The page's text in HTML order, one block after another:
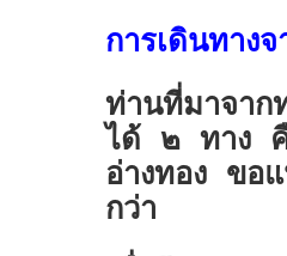
การเดินทาง
ท่านที่มาจาก
ได้ ๒ ทาง คื
อ่างทอง ขอแ
กว่า